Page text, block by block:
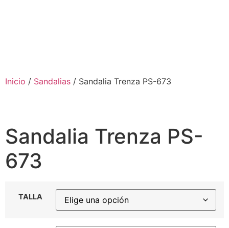
Inicio / Sandalias / Sandalia Trenza PS-673
Sandalia Trenza PS-
673
TALLA